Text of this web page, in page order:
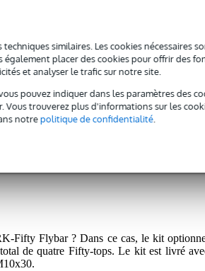
similaires. Les cookies nécessaires
placer des cookies pour offrir des
et analyser le trafic sur notre site.
pouvez indiquer dans les paramètres des
Vous trouverez plus d'informations sur les
notrepolitique de confidentialité.
FIFTY
Fifty Flybar ? Dans ce cas, le kit
de quatre Fifty-tops. Le kit est livré